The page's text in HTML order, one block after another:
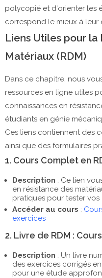
polycopié et d'orienter les
correspond le mieux à leur
Liens Utiles pour la
Matériaux (RDM)
Dans ce chapitre, nous
ressources en ligne utiles
connaissances en
étudiants en génie
Ces liens contiennent des
ainsi que des formulaires
1. Cours Complet en
Description : Ce lien
en résistance des
pratiques pour tester vos
Accéder au cours :
exercices
2. Livre de RDM :
Description : Un livre
des exercices corrigés
pour une étude